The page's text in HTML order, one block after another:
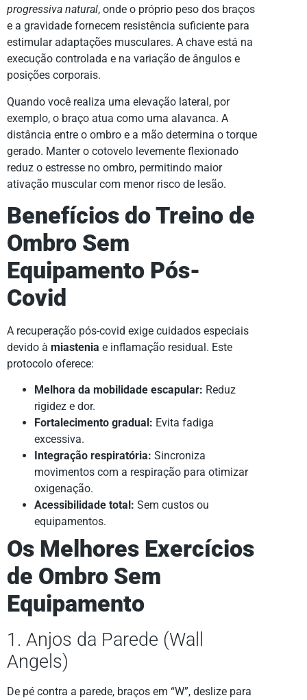
progressiva natural, onde o próprio peso dos braços
e a gravidade fornecem resistência suficiente para
estimular adaptações musculares. A chave está na
execução controlada e na variação de ângulos e
posições corporais.
Quando você realiza uma elevação lateral, por
exemplo, o braço atua como uma alavanca. A
distância entre o ombro e a mão determina o torque
gerado. Manter o cotovelo levemente flexionado
reduz o estresse no ombro, permitindo maior
ativação muscular com menor risco de lesão.
Benefícios do Treino de
Ombro Sem
Equipamento Pós-
Covid
A recuperação pós-covid exige cuidados especiais
devido à miastenia e inflamação residual. Este
protocolo oferece:
Melhora da mobilidade escapular: Reduz
rigidez e dor.
Fortalecimento gradual: Evita fadiga
excessiva.
Integração respiratória: Sincroniza
movimentos com a respiração para otimizar
oxigenação.
Acessibilidade total: Sem custos ou
equipamentos.
Os Melhores Exercícios
de Ombro Sem
Equipamento
1. Anjos da Parede (Wall
Angels)
De pé contra a parede, braços em “W”, deslize para